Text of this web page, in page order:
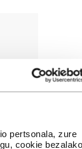
pertsonala, zure
cookie bezalako